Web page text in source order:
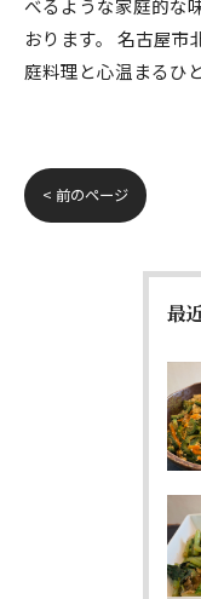
べるような家庭的な
おります。 名古屋市
庭料理と心温まるひ
< 前のページ
最